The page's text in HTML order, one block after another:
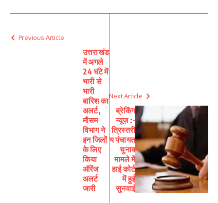
Previous Article
उत्तराखंड
में अगले
24 घंटे में
भारी से
भारी
बारिश का
अलर्ट,
मौसम
विभाग ने
इन जिलों
के लिए
किया
ऑरेंज
अलर्ट
जारी
Next Article
ब्रेकिंग
न्यूज़ :-
त्रिस्तरी
य पंचायत
चुनाव
मामले में
हाई कोर्ट
में हुई
सुनवाई